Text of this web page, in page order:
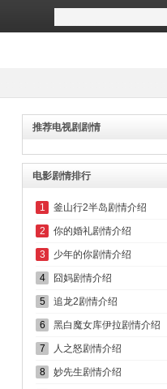
推荐电视剧剧情
电影剧情排行
1 釜山行2半岛剧情介绍
2 你的婚礼剧情介绍
3 少年的你剧情介绍
4 囧妈剧情介绍
5 追龙2剧情介绍
6 黑白魔女库伊拉剧情介绍
7 人之怒剧情介绍
8 妙先生剧情介绍